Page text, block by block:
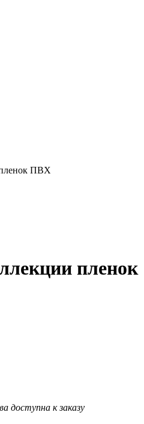
ПВХ
пленок
доступна к заказу